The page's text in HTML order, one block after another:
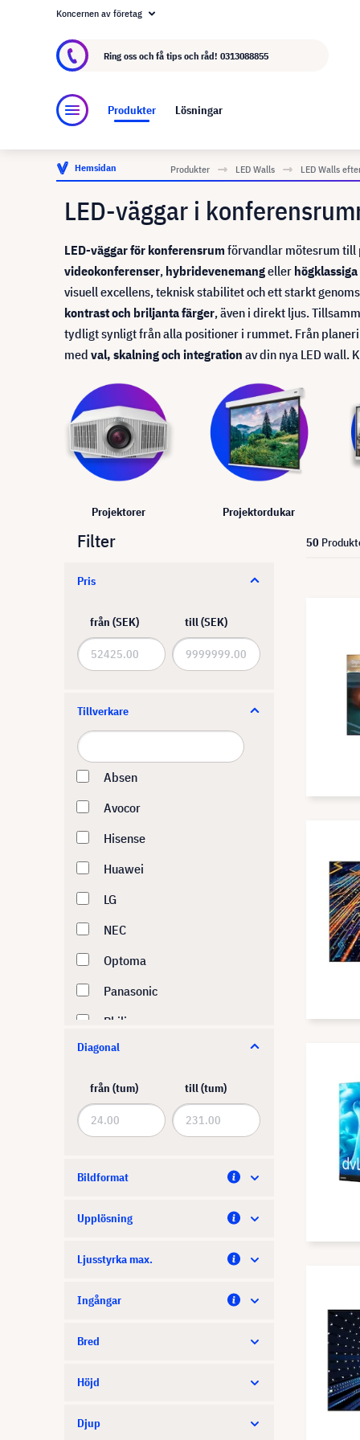
Om visunext.se
Koncernen av företag
Ring oss och få tips och råd! 0313088855
Produkter Lösningar
Hemsidan Produkter LED Walls LED Walls
LED-väggar i
LED-väggar för konferensrum förvandlar mötesrum till
videokonferenser, hybridevenemangeller
visuell excellens, teknisk stabilitet och ett starkt
kontrast och briljanta färger, även i direkt ljus.
tydligt synligt från alla positioner i rummet. Från
med val, skalning och integration av din nya LED wall.
Projektorer Projektordukar
Filter
Pris
från (SEK) till (SEK)
Tillverkare
Absen
Avocor
Hisense
Huawei
LG
NEC
Optoma
Panasonic
Philips
Samsung
ViewSonic
Diagonal
från (tum) till (tum)
Bildformat
Upplösning
Ljusstyrka max.
Ingångar
Bred
Höjd
Djup
50